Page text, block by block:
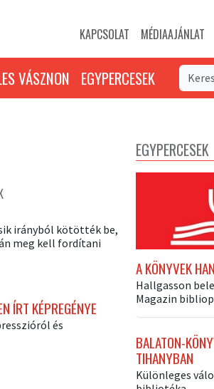
KAPCSOLAT MÉDIAAJÁNLAT
VÁSZNON EGYPERCESEK
irányból kötötték be,
meg kell fordítani
ÍRT KÉPREGÉNYE
és
EGYPERCESEK
A KÖNYVEK
Hallgasson
Magazin
BALATON-
TIHANYBAN
Különleges